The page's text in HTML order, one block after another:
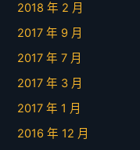
2018 年 2 月
2017 年 9 月
2017 年 7 月
2017 年 3 月
2017 年 1 月
2016 年 12 月